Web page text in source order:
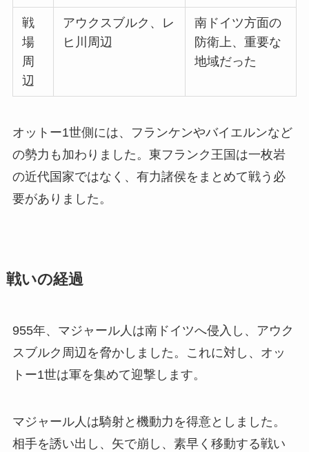
戦
場
周
辺
アウクスブルク、レ
ヒ川周辺
南ドイツ方面の
防衛上、重要な
地域だった
オットー1世側には、フランケンやバイエルンなど
の勢力も加わりました。東フランク王国は一枚岩
の近代国家ではなく、有力諸侯をまとめて戦う必
要がありました。
戦いの経過
955年、マジャール人は南ドイツへ侵入し、アウク
スブルク周辺を脅かしました。これに対し、オッ
トー1世は軍を集めて迎撃します。
マジャール人は騎射と機動力を得意としました。
相手を誘い出し、矢で崩し、素早く移動する戦い